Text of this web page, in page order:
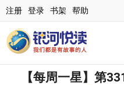
注册 登录 书架 帮助
【每周一星】第